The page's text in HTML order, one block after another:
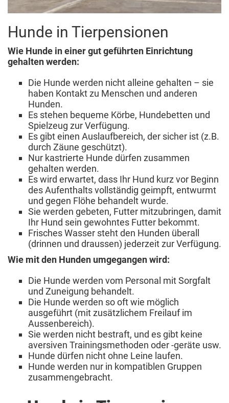
Hunde in Tierpensionen
Wie Hunde in einer gut geführten Einrichtung
gehalten werden:
Die Hunde werden nicht alleine gehalten – sie
haben Kontakt zu Menschen und anderen
Hunden.
Es stehen bequeme Körbe, Hundebetten und
Spielzeug zur Verfügung.
Es gibt einen Auslaufbereich, der sicher ist (z.B.
durch Zäune geschützt).
Nur kastrierte Hunde dürfen zusammen
gehalten werden.
Es wird erwartet, dass Ihr Hund kurz vor Beginn
des Aufenthalts vollständig geimpft, entwurmt
und gegen Flöhe behandelt wurde.
Sie werden gebeten, Futter mitzubringen, damit
Ihr Hund sein gewohntes Futter bekommt.
Frisches Wasser steht den Hunden überall
(drinnen und draussen) jederzeit zur Verfügung.
Wie mit den Hunden umgegangen wird:
Die Hunde werden vom Personal mit Sorgfalt
und Zuneigung behandelt.
Die Hunde werden so oft wie möglich
ausgeführt (mit zusätzlichem Freilauf im
Aussenbereich).
Sie werden nicht bestraft, und es gibt keine
aversiven Trainingsmethoden oder -geräte usw.
Hunde dürfen nicht ohne Leine laufen.
Hunde werden nur in kompatiblen Gruppen
zusammengebracht.